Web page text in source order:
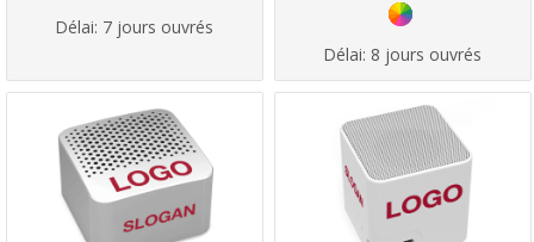
Délai: 7 jours ouvrés
Délai: 8 jours ouvrés